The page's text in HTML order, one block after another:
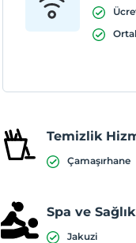
Temizlik
Çamaşırhane
Spa ve
Jakuzi